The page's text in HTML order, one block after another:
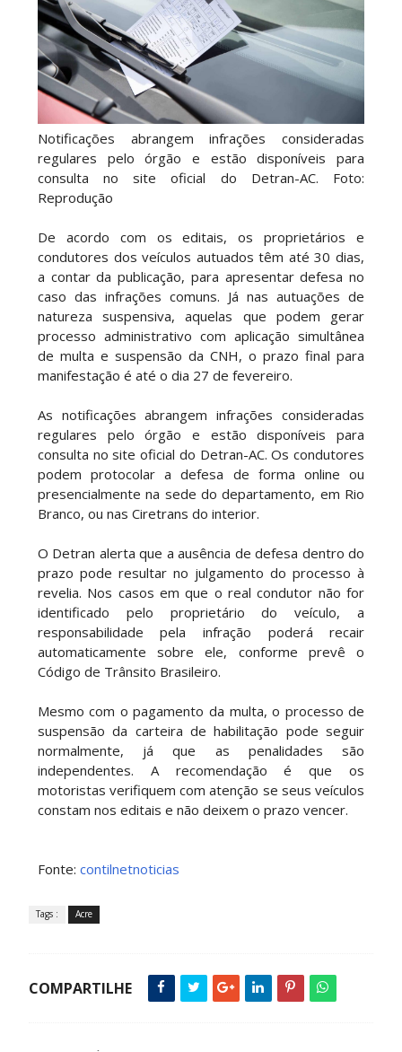
Notificações abrangem infrações consideradas
regulares pelo órgão e estão disponíveis para
consulta no site oficial do Detran-AC. Foto:
Reprodução
De acordo com os editais, os proprietários e
condutores dos veículos autuados têm até 30 dias,
a contar da publicação, para apresentar defesa no
caso das infrações comuns. Já nas autuações de
natureza suspensiva, aquelas que podem gerar
processo administrativo com aplicação simultânea
de multa e suspensão da CNH, o prazo final para
manifestação é até o dia 27 de fevereiro.
As notificações abrangem infrações consideradas
regulares pelo órgão e estão disponíveis para
consulta no site oficial do Detran-AC. Os condutores
podem protocolar a defesa de forma online ou
presencialmente na sede do departamento, em Rio
Branco, ou nas Ciretrans do interior.
O Detran alerta que a ausência de defesa dentro do
prazo pode resultar no julgamento do processo à
revelia. Nos casos em que o real condutor não for
identificado pelo proprietário do veículo, a
responsabilidade pela infração poderá recair
automaticamente sobre ele, conforme prevê o
Código de Trânsito Brasileiro.
Mesmo com o pagamento da multa, o processo de
suspensão da carteira de habilitação pode seguir
normalmente, já que as penalidades são
independentes. A recomendação é que os
motoristas verifiquem com atenção se seus veículos
constam nos editais e não deixem o prazo vencer.
Fonte: contilnetnoticias
Tags : Acre
COMPARTILHE